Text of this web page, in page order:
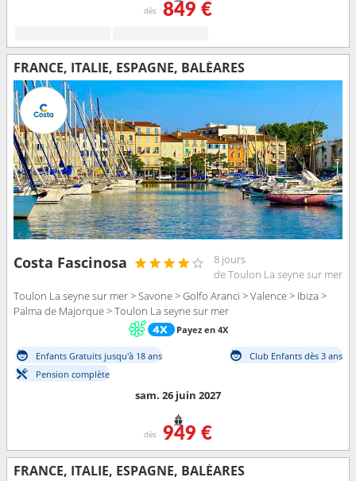
dès 849 €
FRANCE, ITALIE, ESPAGNE, BALÉARES
Costa Fascinosa
8 jours
de Toulon La seyne sur mer
Toulon La seyne sur mer > Savone > Golfo Aranci > Valence > Ibiza >
Palma de Majorque > Toulon La seyne sur mer
Payez en 4X
Enfants Gratuits jusqu'à 18 ans
Club Enfants dès 3 ans
Pension complète
sam. 26 juin 2027
dès 949 €
FRANCE, ITALIE, ESPAGNE, BALÉARES